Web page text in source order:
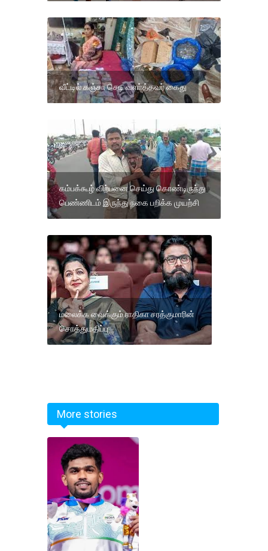
வீட்டில் கஞ்சா செடி வளா்த்தவர் கைது
கம்பக்கூழ் விற்பனை செய்து கொண்டிருந்து
பெண்ணிடம் இருந்து நகை பறிக்க முயற்சி
மலைக்க வைக்கும் ராதிகா சரத்குமாரின்
சொத்துமதிப்பு
More stories